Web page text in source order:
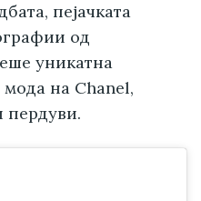
пејачката
од
уникатна
на Chanel,
пердуви.